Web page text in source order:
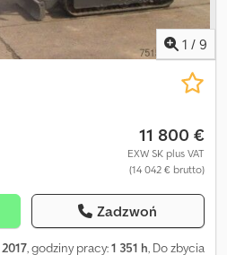
1 / 9
11 800 €
EXW SK plus VAT
(14 042 € brutto)
Zadzwoń
2017, godziny pracy:1 351 h, Do zbycia